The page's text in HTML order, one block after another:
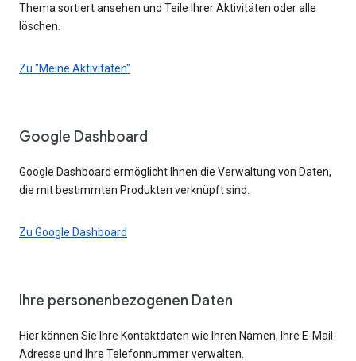
Thema sortiert ansehen und Teile Ihrer Aktivitäten oder alle
löschen.
Zu "Meine Aktivitäten"
Google Dashboard
Google Dashboard ermöglicht Ihnen die Verwaltung von Daten,
die mit bestimmten Produkten verknüpft sind.
Zu Google Dashboard
Ihre personenbezogenen Daten
Hier können Sie Ihre Kontaktdaten wie Ihren Namen, Ihre E-Mail-
Adresse und Ihre Telefonnummer verwalten.